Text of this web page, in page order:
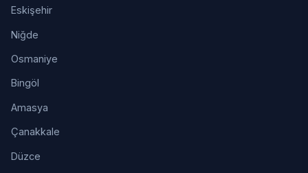
Eskişehir
Niğde
Osmaniye
Bingöl
Amasya
Çanakkale
Düzce